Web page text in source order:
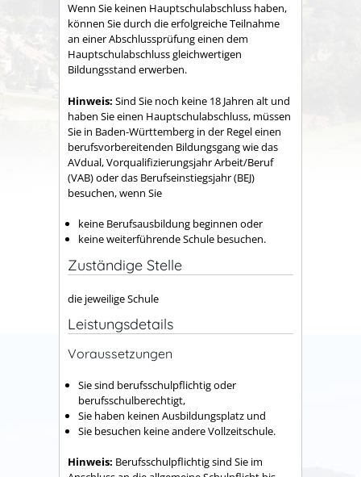
Wenn Sie keinen Hauptschulabschluss haben,
können Sie durch die erfolgreiche Teilnahme
an einer Abschlussprüfung einen dem
Hauptschulabschluss gleichwertigen
Bildungsstand erwerben.
Hinweis: Sind Sie noch keine 18 Jahren alt und
haben Sie einen Hauptschulabschluss, müssen
Sie in Baden-Württemberg in der Regel einen
berufsvorbereitenden Bildungsgang wie das
AVdual, Vorqualifizierungsjahr Arbeit/Beruf
(VAB) oder das Berufseinstiegsjahr (BEJ)
besuchen, wenn Sie
keine Berufsausbildung beginnen oder
keine weiterführende Schule besuchen.
Zuständige Stelle
die jeweilige Schule
Leistungsdetails
Voraussetzungen
Sie sind berufsschulpflichtig oder
berufsschulberechtigt,
Sie haben keinen Ausbildungsplatz und
Sie besuchen keine andere Vollzeitschule.
Hinweis: Berufsschulpflichtig sind Sie im